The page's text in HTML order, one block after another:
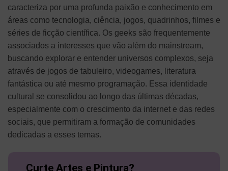
caracteriza por uma profunda paixão e conhecimento em
áreas como tecnologia, ciência, jogos, quadrinhos, filmes e
séries de ficção científica. Os geeks são frequentemente
associados a interesses que vão além do mainstream,
buscando explorar e entender universos complexos, seja
através de jogos de tabuleiro, videogames, literatura
fantástica ou até mesmo programação. Essa identidade
cultural se consolidou ao longo das últimas décadas,
especialmente com o crescimento da internet e das redes
sociais, que permitiram a formação de comunidades
dedicadas a esses temas.
Curte Artes e Pintura?